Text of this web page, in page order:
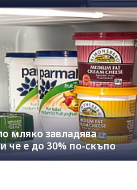
мляко завладява
че е до 30% по-скъпо